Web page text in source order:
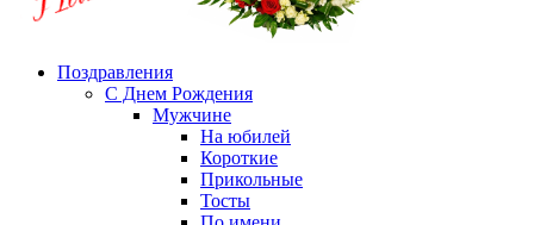
Поздравления
С Днем Рождения
Мужчине
На юбилей
Короткие
Прикольные
Тосты